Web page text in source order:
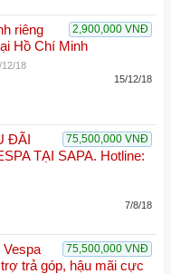
2,900,000 VNĐ
riêng
Hồ Chí Minh
12/18
15/12/18
75,500,000 VNĐ
ĐÃI
TẠI SAPA. Hotline:
7/8/18
75,500,000 VNĐ
Vespa
trả góp, hậu mãi cực